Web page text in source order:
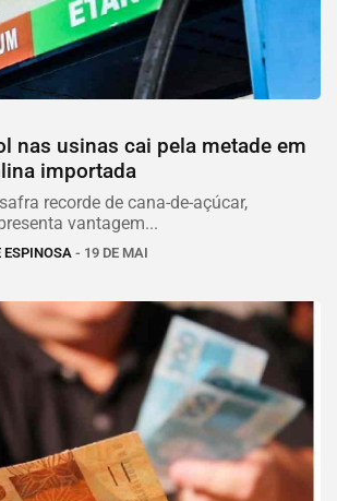
nas usinas cai pela metade em
importada
recorde de cana-de-açúcar,
vantagem...
ESPINOSA - 19 DE MAI